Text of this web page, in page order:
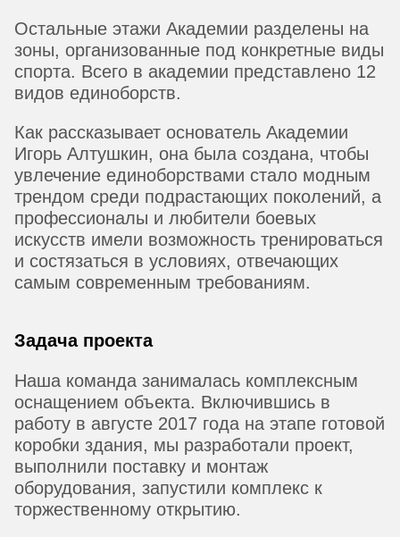
Остальные этажи Академии разделены на
зоны, организованные под конкретные виды
спорта. Всего в академии представлено 12
видов единоборств.
Как рассказывает основатель Академии
Игорь Алтушкин, она была создана, чтобы
увлечение единоборствами стало модным
трендом среди подрастающих поколений, а
профессионалы и любители боевых
искусств имели возможность тренироваться
и состязаться в условиях, отвечающих
самым современным требованиям.
Задача проекта
Наша команда занималась комплексным
оснащением объекта. Включившись в
работу в августе 2017 года на этапе готовой
коробки здания, мы разработали проект,
выполнили поставку и монтаж
оборудования, запустили комплекс к
торжественному открытию.